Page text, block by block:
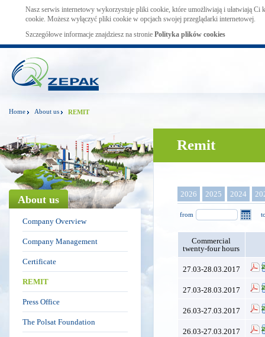
Nasz serwis internetowy wykorzystuje pliki cookie, które umożliwiają i ułatwiają Ci
cookie. Możesz wyłączyć pliki cookie w opcjach swojej przeglądarki internetowej.
Szczegółowe informacje znajdziesz na stronie Polityka plików cookies
Home About us REMIT
About us
Company Overview
Company Management
Certificate
REMIT
Press Office
The Polsat Foundation
Remit
2026 2025 2024
from
Commercial
twenty-four hours
27.03-28.03.2017
27.03-28.03.2017
26.03-27.03.2017
26.03-27.03.2017